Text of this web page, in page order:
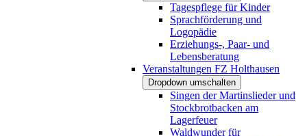
Tagespflege für Kinder
Sprachförderung und
Logopädie
Erziehungs-, Paar- und
Lebensberatung
Veranstaltungen FZ Holthausen
Dropdown umschalten
Singen der Martinslieder und
Stockbrotbacken am
Lagerfeuer
Waldwunder für